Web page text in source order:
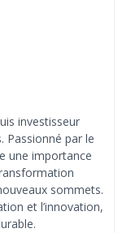
investisseur
Passionné par le
une importance
sommets.
et l’innovation,